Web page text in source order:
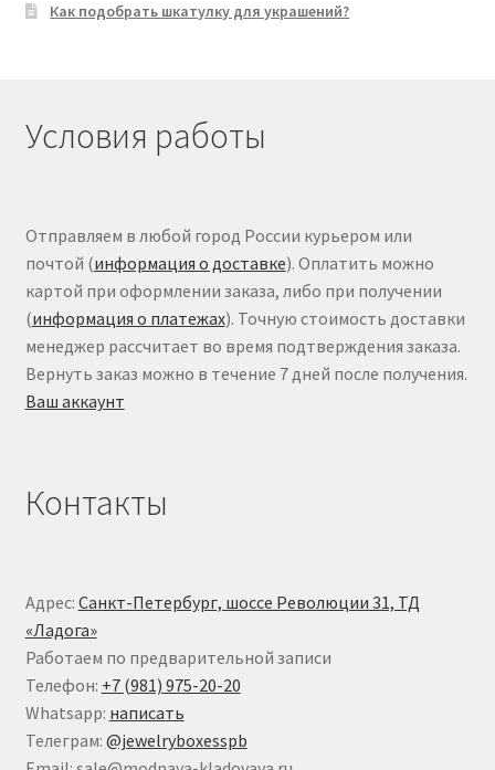
Как подобрать шкатулку для украшений?
Условия работы
Отправляем в любой город России курьером или
почтой (информация о доставке). Оплатить можно
картой при оформлении заказа, либо при получении
(информация о платежах). Точную стоимость доставки
менеджер рассчитает во время подтверждения заказа.
Вернуть заказ можно в течение 7 дней после получения.
Ваш аккаунт
Контакты
Адрес: Санкт-Петербург, шоссе Революции 31, ТД
«Ладога»
Работаем по предварительной записи
Телефон: +7 (981) 975-20-20
Whatsapp: написать
Телеграм: @jewelryboxesspb